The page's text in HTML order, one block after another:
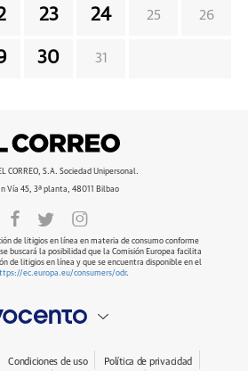
23 24 25 26
30 31
CORREO, S.A. Sociedad Unipersonal.
Vía 45, 3ª planta, 48011 Bilbao
de litigios en línea en materia de consumo conforme
buscará la posibilidad que la Comisión Europea facilita
de litigios en línea y que se encuentra disponible en el
ec.europa.eu/consumers/odr.
Condiciones de uso Política de privacidad